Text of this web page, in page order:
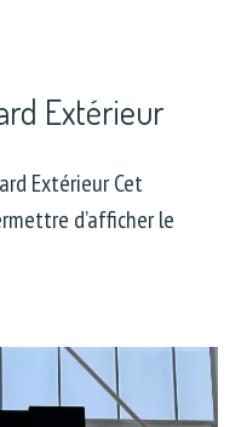
Extérieur
Extérieur Cet
d’afficher le